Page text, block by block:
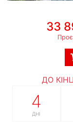
33
ДО
4
ДНІ